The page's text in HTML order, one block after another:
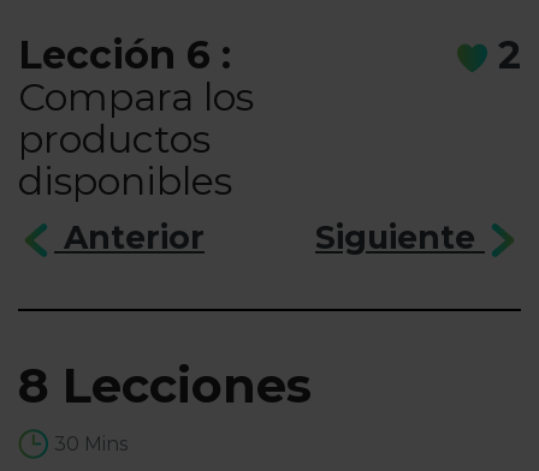
Lección 6 :
Compara los
productos
disponibles
2
Anterior Siguiente
8 Lecciones
30 Mins